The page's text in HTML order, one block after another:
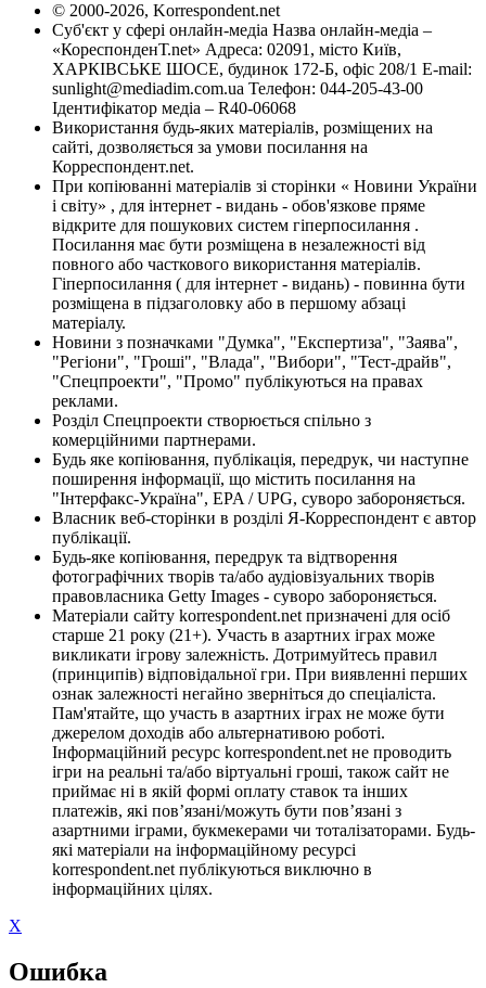
© 2000-2026, Korrespondent.net
Суб'єкт у сфері онлайн-медіа Назва онлайн-медіа –
«КореспонденТ.net» Адреса: 02091, місто Київ,
ХАРКІВСЬКЕ ШОСЕ, будинок 172-Б, офіс 208/1 E-mail:
sunlight@mediadim.com.ua Телефон: 044-205-43-00
Ідентифікатор медіа – R40-06068
Використання будь-яких матеріалів, розміщених на
сайті, дозволяється за умови посилання на
Корреспондент.net.
При копіюванні матеріалів зі сторінки « Новини України
і світу» , для інтернет - видань - обов'язкове пряме
відкрите для пошукових систем гіперпосилання .
Посилання має бути розміщена в незалежності від
повного або часткового використання матеріалів.
Гіперпосилання ( для інтернет - видань) - повинна бути
розміщена в підзаголовку або в першому абзаці
матеріалу.
Новини з позначками "Думка", "Експертиза", "Заява",
"Регіони", "Гроші", "Влада", "Вибори", "Тест-драйв",
"Спецпроекти", "Промо" публікуються на правах
реклами.
Розділ Спецпроекти створюється спільно з
комерційними партнерами.
Будь яке копіювання, публікація, передрук, чи наступне
поширення інформації, що містить посилання на
"Інтерфакс-Україна", EPA / UPG, суворо забороняється.
Власник веб-сторінки в розділі Я-Корреспондент є автор
публікації.
Будь-яке копіювання, передрук та відтворення
фотографічних творів та/або аудіовізуальних творів
правовласника Getty Images - суворо забороняється.
Матеріали сайту korrespondent.net призначені для осіб
старше 21 року (21+). Участь в азартних іграх може
викликати ігрову залежність. Дотримуйтесь правил
(принципів) відповідальної гри. При виявленні перших
ознак залежності негайно зверніться до спеціаліста.
Пам'ятайте, що участь в азартних іграх не може бути
джерелом доходів або альтернативою роботі.
Інформаційний ресурс korrespondent.net не проводить
ігри на реальні та/або віртуальні гроші, також сайт не
приймає ні в якій формі оплату ставок та інших
платежів, які пов’язані/можуть бути пов’язані з
азартними іграми, букмекерами чи тоталізаторами. Будь-
які матеріали на інформаційному ресурсі
korrespondent.net публікуються виключно в
інформаційних цілях.
X
Ошибка